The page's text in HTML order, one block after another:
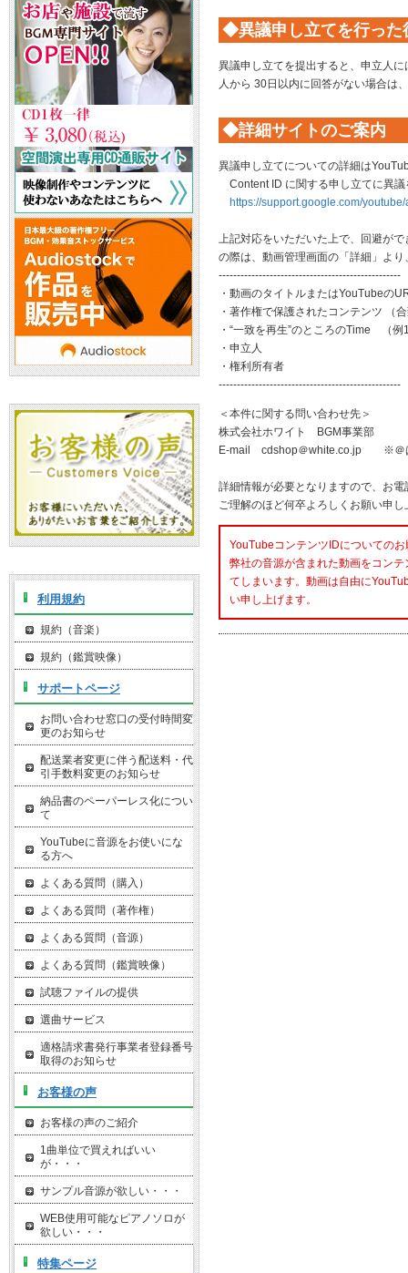
◆異議申し立てを行った
異議申し立てを提出すると、申立人
人から 30日以内に回答がない場合は
◆詳細サイトのご案内
異議申し立てについての詳細は
Content ID に関する申し立てに異議
https://support.google.com/
上記対応をいただいた上で、回避が
の際は、動画管理画面の「詳細」よ
--------------------------------------------------
・動画のタイトルまたはYouTubeの
・著作権で保護されたコンテンツ （
・“一致を再生”のところのTime （例
・申立人
・権利所有者
--------------------------------------------------
＜本件に関する問い合わせ先＞
株式会社ホワイト BGM事業部
E-mail cdshop＠white.co.jp ※＠は
詳細情報が必要となりますので、お
ご理解のほど何卒よろしくお願い申し
YouTubeコンテンツIDについてのお
弊社の音源が含まれた動画をコン
てしまいます。動画は自由に
い申し上げます。
利用規約
規約（音楽）
規約（鑑賞映像）
サポートページ
お問い合わせ窓口の受付時間変
更のお知らせ
配送業者変更に伴う配送料・代
引手数料変更のお知らせ
納品書のペーパーレス化につい
て
YouTubeに音源をお使いにな
る方へ
よくある質問（購入）
よくある質問（著作権）
よくある質問（音源）
よくある質問（鑑賞映像）
試聴ファイルの提供
選曲サービス
適格請求書発行事業者登録番号
取得のお知らせ
お客様の声
お客様の声のご紹介
1曲単位で買えればいい
が・・・
サンプル音源が欲しい・・・
WEB使用可能なピアノソロが
欲しい・・・
特集ページ